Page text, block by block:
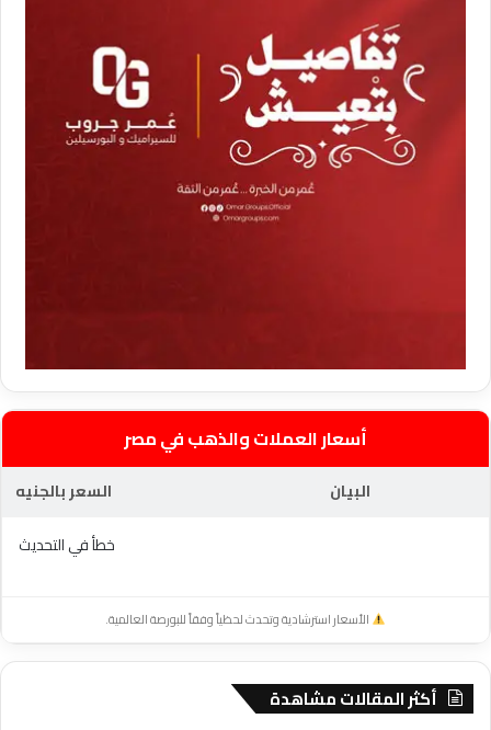
أسعار العملات والذهب في مصر
البيان
السعر بالجنيه
خطأ في التحديث
الأسعار استرشادية وتحدث لحظياً وفقاً للبورصة العالمية.
أكثر المقالات مشاهدة